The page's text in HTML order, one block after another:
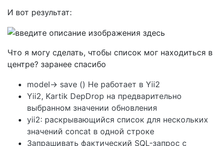
И вот результат:
Что я могу сделать, чтобы список мог находиться в
центре? заранее спасибо
model-> save () Не работает в Yii2
Yii2, Kartik DepDrop на предварительно
выбранном значении обновления
yii2: раскрывающийся список для нескольких
значений concat в одной строке
Запрашивать фактический SQL-запрос с